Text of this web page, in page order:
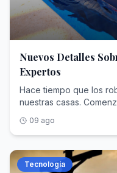
Nuevos Detalles
Expertos
Hace tiempo que los robots de limpieza invadieron nuestras casas. Comenzaron con modelos básicos que se chocaban con todo y que han evolucionado hasta tener más tecnología que mi coche. Ahora son los robots exteriores los que están experimentando ese proceso, pero aplicando directamente la experiencia y sistemas de esos aspiradores de interior. Hace un año probé un robot limpiafondos que me gustó porque era una máquina de mantenimiento interesante, pero ahora he probado otro modelo que es un completo submarino. Se trata del Mova Rover X10 y te cuento mi opinión en este análisis, pero ya te avanzo que lo que por 2.499 euros me parecía una locura, por los 999 euros actuales me parece algo muy recomendable si quieres olvidarte de limpiar nada en la piscina. ✅ Cómpralo si...Quieres una limpieza total sin mover un dedo.No quieres vaciar la cesta cada dos por tres.Te gusta programar en la app rutinas de limpieza.❌ No lo compres si...La piscina no es muy grande y una parte importante de la misma son escalones.No tienes un enchufe cerca porque la boya necesita carga regular.No te ves preparado para cargar con 16 kilos cada vez que lo quieras meter/sacar del agua.Lo esencial en 30 segundos Un tanque (de 16 kilos, concretamente) | Foto: Xataka Mova ha diseñado el Rover X10 para que sólo te centres en disfrutar de la piscina. La configuración es sencillísima, los modos en la app están bien claros y sólo te tienes que encargar de mantenerlo cargado, con el depósito limpito y sin quebraderos de cabeza con el mayor problema de estos cacharros: la comunicación con el móvil. Porque cuando están sumergidos, la conexión Wi-Fi y Bluetooth se pierde y te comes la cabeza con "a ver cómo lo recupero", pero en el caso del Rover X10 se incluye una boya que me parece mejor idea que todos los propulsores y modos de limpieza del propio dispositivo. Es la que permite una comunicación directa y constante con el limpiafondos, sin necesidad de que estemos en el borde de la piscina apuntando de forma muy precisa con un mando de comunicación óptica. Pero claro, más dispositivos implica más atención a la carga, ya que no sólo tenemos que cargar el Rover (que pesa 16 kilazos y es complicado sacar del agua), sino también una boya cuya batería se drena poco a poco. Por lo demás, es una máquina (literal y metafóricamente hablando) Nuestra experiencia con el Mova Rover X10 Tiene propulsores, sí | Foto: Xataka La puesta a punto es un puntazo. La puesta a punto de estos robots limpiafondos y cortacésped es de las cosas que más valoro ahora: sacas el robot de la caja, escaneas el QR de la tapa del filtro, lo conectas al Wi-Fi y ya funciona, sin montaje ni piezas sueltas más allá de un filtro de repuesto y un gancho para recuperarlo del agua. Eso sí, elige bien dónde pones la base, porque no es un simple soporte sino el punto de carga inductiva, y su barra LED marca el estado tanto de la carga como del modo de limpieza. El cable de carga es corto, así que si no tienes un enchufe cerca de la piscina necesitarás alargador, y conviene dejarlo en una zona con algo de sombra pero cercana, porque el robot pesa demasiado como para cargarlo en trayectos largos. En la base de carga | Foto: Xataka Piensa muy mucho la ubicación de la base. Esto es muy importante. La base parece un simple soporte, pero realmente se trata del punto de carga porque tiene una superficie inductiva, que es por donde se carga el robot. Simplemente lo dejamos en vertical sobre la base y a cargar. La barra LED inferior indica el estado de esta carga y tiene otros indicadores como el modo de funcionamiento en el que lo tenemos dentro del agua (aunque eso se consulta directamente en la app). El problema es que, si no tienes un enchufe en la piscina, el cable de carga es corto, más similar al de un portátil que al típico de un dispositivo de jardín. Necesitarás un alargador y, además, pensar muy mucho dónde lo colocas porque yo no me
09 ago
Tecnología